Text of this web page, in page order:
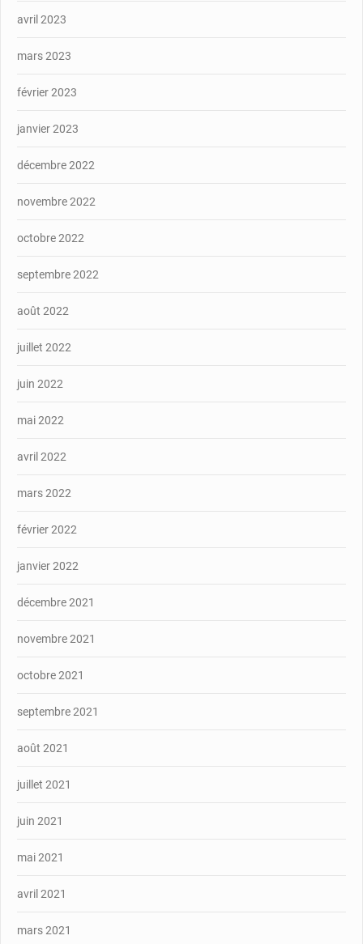
avril 2023
mars 2023
février 2023
janvier 2023
décembre 2022
novembre 2022
octobre 2022
septembre 2022
août 2022
juillet 2022
juin 2022
mai 2022
avril 2022
mars 2022
février 2022
janvier 2022
décembre 2021
novembre 2021
octobre 2021
septembre 2021
août 2021
juillet 2021
juin 2021
mai 2021
avril 2021
mars 2021